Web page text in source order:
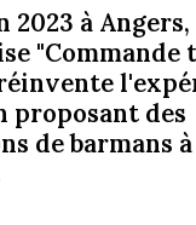
2023 à Angers,
"Commande
proposant des
de barmans à